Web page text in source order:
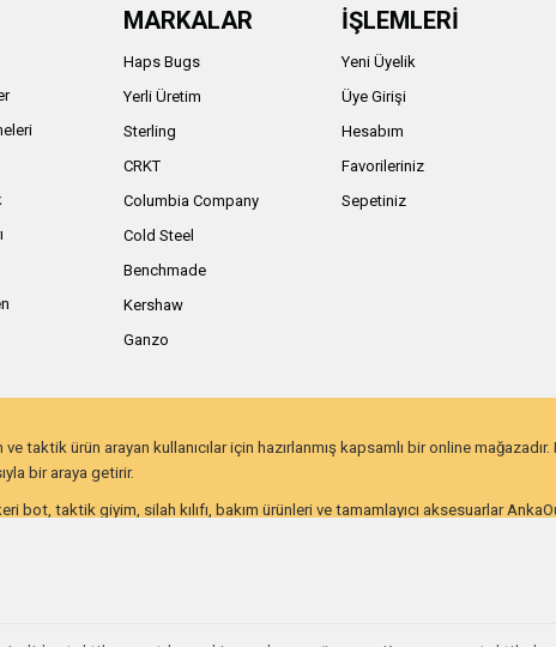
MARKALAR
Haps Bugs
Yerli Üretim
Sterling
CRKT
Columbia Company
Cold Steel
Benchmade
Kershaw
Ganzo
İŞLEMLERİ
Yeni Üyelik
Üye Girişi
Hesabım
Favorileriniz
Sepetiniz
taktik ürün arayan kullanıcılar için hazırlanmış kapsamlı bir online
bir araya getirir.
bot, taktik giyim, silah kılıfı, bakım ürünleri ve tamamlayıcı aksesuarlar